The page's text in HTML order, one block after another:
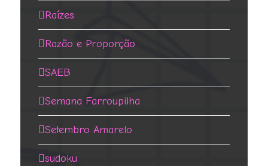
Raízes
Razão e Proporção
SAEB
Semana Farroupilha
Setembro Amarelo
sudoku